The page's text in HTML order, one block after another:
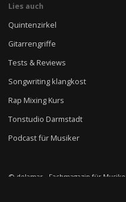
Lies auch
Quintenzirkel
Gitarrengriffe
Tests & Reviews
Songwriting klangkost
Rap Mixing Kurs
Tonstudio Darmstadt
Podcast für Musiker
© delamar - Fachmagazin für